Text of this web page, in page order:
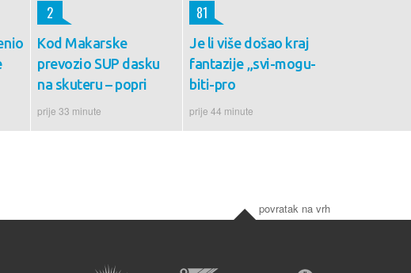
Kod Makarske
prevozio SUP dasku
na skuteru – popri
prije 33 minute
2
Je li više došao kraj
fantazije „svi-mogu-
biti-pro
prije 44 minute
81
povratak na vrh